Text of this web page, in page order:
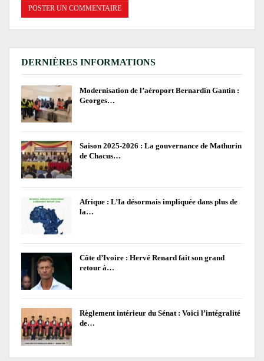
DERNIÈRES INFORMATIONS
Modernisation de l’aéroport Bernardin Gantin :
Georges…
Saison 2025-2026 : La gouvernance de Mathurin
de Chacus…
Afrique : L’Ia désormais impliquée dans plus de
la…
Côte d’Ivoire : Hervé Renard fait son grand
retour à…
Règlement intérieur du Sénat : Voici l’intégralité
de…